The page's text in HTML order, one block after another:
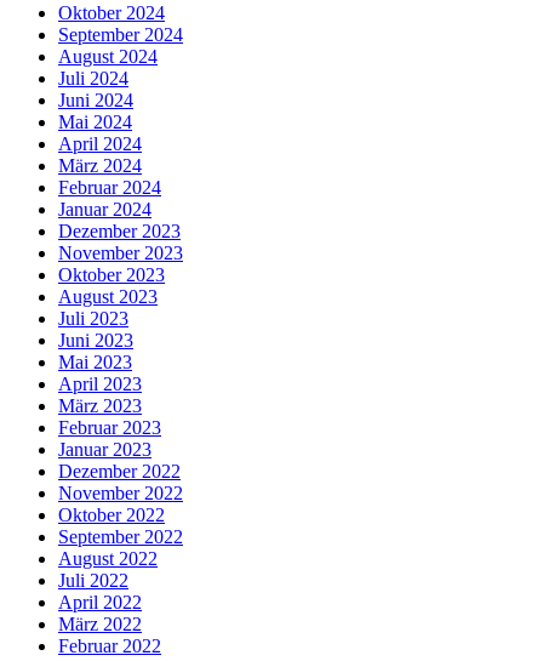
Oktober 2024
September 2024
August 2024
Juli 2024
Juni 2024
Mai 2024
April 2024
März 2024
Februar 2024
Januar 2024
Dezember 2023
November 2023
Oktober 2023
August 2023
Juli 2023
Juni 2023
Mai 2023
April 2023
März 2023
Februar 2023
Januar 2023
Dezember 2022
November 2022
Oktober 2022
September 2022
August 2022
Juli 2022
April 2022
März 2022
Februar 2022